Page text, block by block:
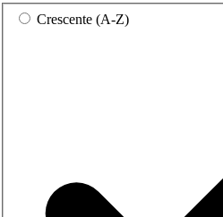
Crescente (A-Z)